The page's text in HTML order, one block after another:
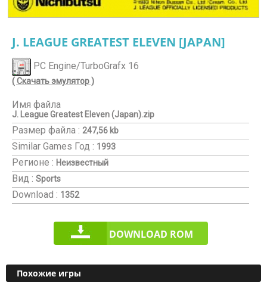
J. LEAGUE GREATEST ELEVEN [JAPAN]
PC Engine/TurboGrafx 16
( Скачать эмулятор )
Имя файла
J. League Greatest Eleven (Japan).zip
Размер файла : 247,56 kb
Similar Games Год : 1993
Регионе : Неизвестный
Вид : Sports
Download : 1352
DOWNLOAD ROM
Похожие игры